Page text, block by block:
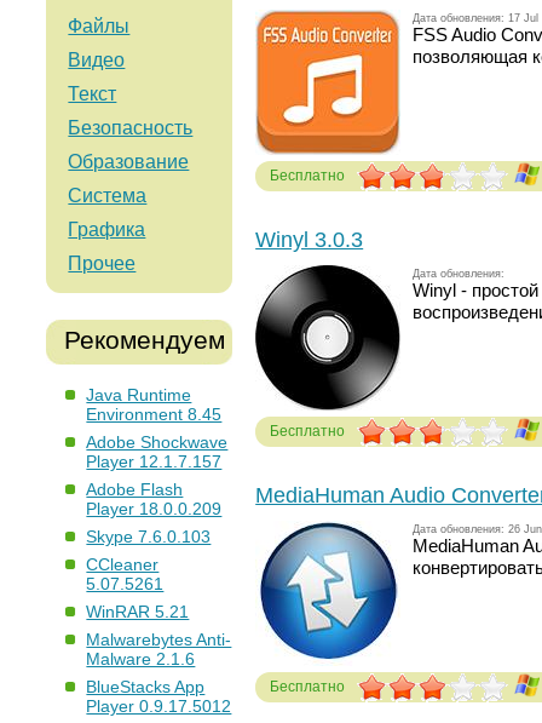
Файлы
Видео
Текст
Безопасность
Образование
Система
Графика
Прочее
Рекомендуем
Java Runtime
Environment 8.45
Adobe Shockwave
Player 12.1.7.157
Adobe Flash
Player 18.0.0.209
Skype 7.6.0.103
CCleaner
5.07.5261
WinRAR 5.21
Malwarebytes Anti-
Malware 2.1.6
BlueStacks App
Player 0.9.17.5012
Дата обновления: 17 Jul
FSS Audio
позволяющая
Бесплатно
Winyl 3.0.3
Дата обновления:
Winyl -
Бесплатно
MediaHuman Audio
Дата обновления: 26
MediaHuman
Бесплатно